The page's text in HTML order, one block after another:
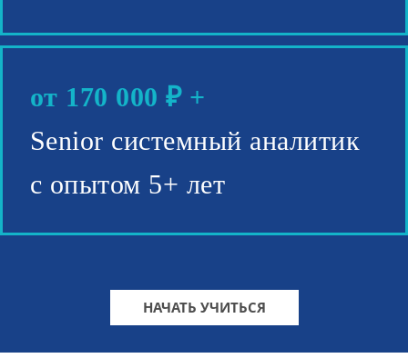
от 170 000 ₽ +
Senior системный аналитик
с опытом 5+ лет
НАЧАТЬ УЧИТЬСЯ